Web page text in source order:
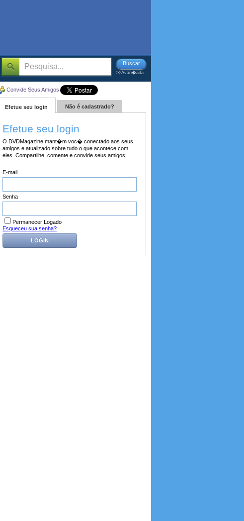
Buscar
>>Avan�ada
Convide Seus Amigos
Efetue seu login Não é cadastrado?
Efetue seu login
O DVDMagazine mant�m voc� conectado aos seus
amigos e atualizado sobre tudo o que acontece com
eles. Compartilhe, comente e convide seus amigos!
E-mail
Senha
Permanecer Logado
Esqueceu sua senha?
LOGIN